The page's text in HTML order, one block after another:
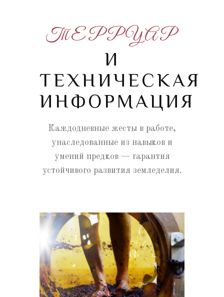
ТЕРРУАР
И
ТЕХНИЧЕСКАЯ
ИНФОРМАЦИЯ
Каждодневные жесты в работе,
унаследованные из навыков и
умений предков — гарантия
устойчивого развития земледелия.